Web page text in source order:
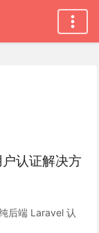
认证解决方
后端 Laravel 认